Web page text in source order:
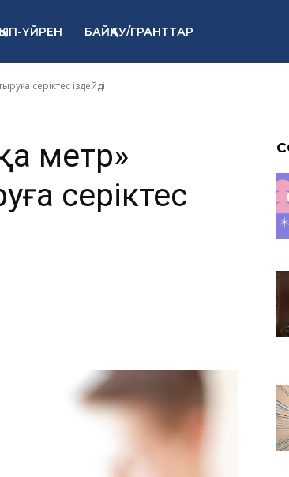
ҮЙРЕН БАЙҚАУ/ГРАНТТАР
серіктес іздейді
метр»
серіктес